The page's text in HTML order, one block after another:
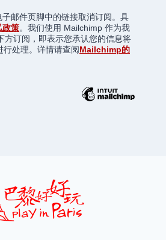
邮件页脚中的链接取消订阅。具
政策。我们使用 Mailchimp 作为我
方订阅，即表示您承认您的信息将
处理。详情请查阅Mailchimp的